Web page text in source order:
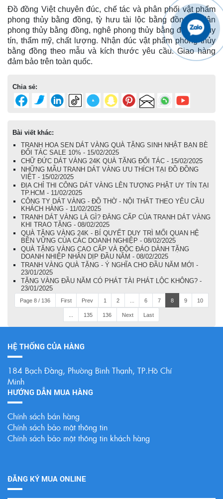
Đồ đồng Việt chuyên đúc, chế tác và phân phối vật phẩm
phong thủy bằng đồng, tỳ hưu tài lộc bằng đồng, kỳ lân
phong thủy bằng đồng, nghê phong thủy bằng đồng…, uy
tín, thẩm mỹ, chất lượng. Nhận đúc vật phẩm phong thủy
bằng đồng theo mẫu và kích thước yêu cầu. Giao hàng
đảm bảo trên toàn quốc.
Chia sẻ:
Bài viết khác:
TRANH HOA SEN DÁT VÀNG QUÀ TẶNG SINH NHẬT BẠN BÈ
ĐỐI TÁC SALE 10% - 15/02/2025
CHỮ ĐỨC DÁT VÀNG 24K QUÀ TẶNG ĐỐI TÁC - 15/02/2025
NHỮNG MẪU TRANH DÁT VÀNG ƯU THÍCH TẠI ĐỒ ĐỒNG
VIỆT - 15/02/2025
ĐỊA CHỈ THI CÔNG DÁT VÀNG LÊN TƯỢNG PHẬT UY TÍN TẠI
TP.HCM - 11/02/2025
CÔNG TY DÁT VÀNG - ĐỒ THỜ - NỘI THẤT THEO YÊU CẦU
KHÁCH HÀNG - 11/02/2025
TRANH DÁT VÀNG LÀ GÌ? ĐẲNG CẤP CỦA TRANH DÁT VÀNG
KHI TRAO TẶNG - 08/02/2025
QUÀ TẶNG VÀNG 24K - BÍ QUYẾT DUY TRÌ MỐI QUAN HỆ
BỀN VỮNG CỦA CÁC DOANH NGHIỆP - 08/02/2025
QUÀ TẶNG VÀNG CAO CẤP VÀ ĐỘC ĐÁO DÀNH TẶNG
DOANH NHIỆP NHÂN DỊP ĐẦU NĂM - 08/02/2025
TRANH VÀNG QUÀ TẶNG - Ý NGHĨA CHO ĐẦU NĂM MỚI -
23/01/2025
TẶNG VÀNG ĐẦU NĂM CÓ PHÁT TÀI PHÁT LỘC KHÔNG? -
23/01/2025
Page 8 / 136 First Prev 1 2 6 7 8 9 10
135 136 Next Last
HỆ THỐNG CỦA HÀNG
184 Bạch Đằng, Phường Bình Thạnh, TP.Hồ Chí
Minh
HƯỚNG DẪN MUA HÀNG
Chính sách bán hàng
Chính sách bảo mật thông tin
Chính sách bảo mật thông tin khách hàng
ĐĂNG KÝ MUA ONLINE